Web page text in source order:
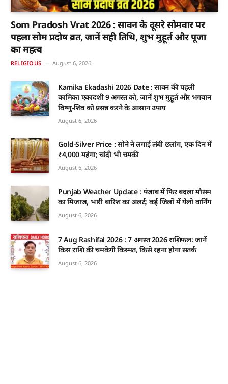
Som Pradosh Vrat 2026 : सावन के दूसरे सोमवार पर
पहला सोम प्रदोष व्रत, जानें सही तिथि, शुभ मुहूर्त और पूजा
का महत्व
RELIGIOUS August 6, 2026
Kamika Ekadashi 2026 Date : सावन की पहली
कामिका एकादशी 9 अगस्त को, जानें शुभ मुहूर्त और भगवान
विष्णु-शिव को प्रसन्न करने के आसान उपाय
August 6, 2026
Gold-Silver Price : सोने ने लगाई लंबी छलांग, एक दिन में
₹4,000 महंगा; चांदी भी चमकी
August 6, 2026
Punjab Weather Update : पंजाब में फिर बदला मौसम
का मिजाज, भारी बारिश का अलर्ट; कई जिलों में येलो वार्निंग
August 6, 2026
7 Aug Rashifal 2026 : 7 अगस्त 2026 राशिफल: जानें
किस राशि की चमकेगी किस्मत, किसे रहना होगा सतर्क
August 6, 2026